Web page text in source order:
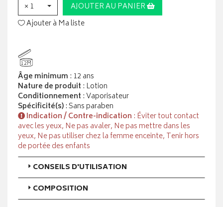
× 1
AJOUTER AU PANIER
Ajouter à Ma liste
12M
Âge minimum : 12 ans
Nature de produit : Lotion
Conditionnement : Vaporisateur
Spécificité(s): Sans paraben
Indication / Contre-indication : Éviter tout contact
avec les yeux, Ne pas avaler, Ne pas mettre dans les
yeux, Ne pas utiliser chez la femme enceinte, Tenir hors
de portée des enfants
CONSEILS D'UTILISATION
COMPOSITION